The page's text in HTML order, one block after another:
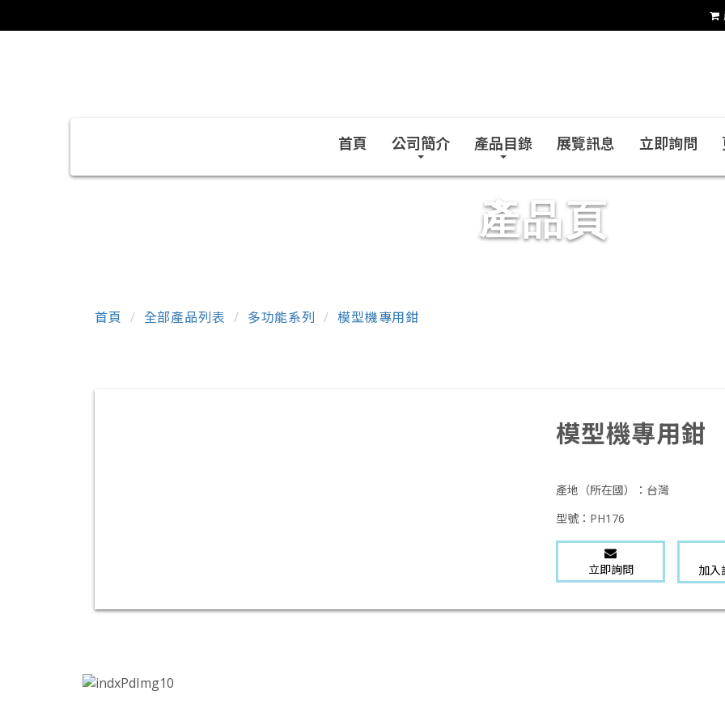
首頁 公司簡介 產品目錄 展覽訊息 立即詢問
產品頁
首頁 全部產品列表 多功能系列 模型機專用鉗
模型機專用鉗
產地（所在國）： 台灣
型號： PH176
立即詢問 加入